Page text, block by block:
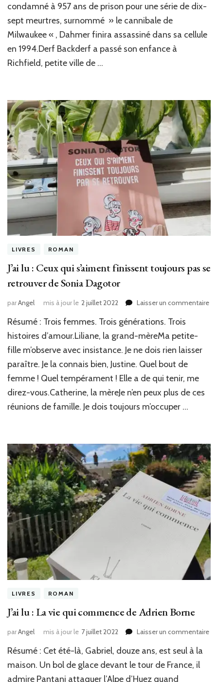
ami
Dahmer
Derf
Backderf
(BD)
condamné à 957 ans de prison pour une série de dix-
sept meurtres, surnommé » le cannibale de
Milwaukee « , Dahmer finira assassiné dans sa cellule
en 1994.Derf Backderf a passé son enfance à
Richfield, petite ville de …
LIVRES ROMAN
J’ai lu : Ceux qui s’aiment finissent toujours pas se
retrouver de Sonia Dagotor
parAngel mis à jour le 2 juillet 2022 Laisser un commentairesur
Résumé : Trois femmes. Trois générations. Trois
histoires d’amour.Liliane, la grand-mèreMa petite-
fille m’observe avec insistance. Je ne dois rien laisser
paraître. Je la connais bien, Justine. Quel bout de
femme ! Quel tempérament ! Elle a de qui tenir, me
direz-vous.Catherine, la mèreJe n’en peux plus de ces
réunions de famille. Je dois toujours m’occuper …
LIVRES ROMAN
J’ai lu : La vie qui commence de Adrien Borne
parAngel mis à jour le 7 juillet 2022 Laisser un commentairesur
Résumé : Cet été-là, Gabriel, douze ans, est seul à la
maison. Un bol de glace devant le tour de France, il
admire Pantani attaquer l’Alpe d’Huez quand